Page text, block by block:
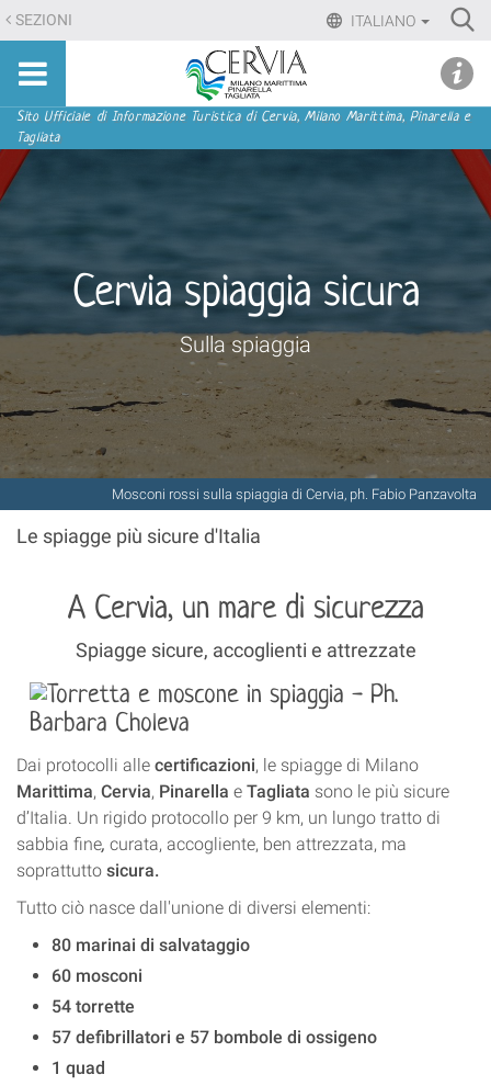
Salta
ai
contenuti.
Salta
alla
navigazione
ITALIANO
SEZIONI
Sito
turistico
ufficiale
Sezioni
Sito Ufficiale di Informazione Turistica di Cervia, Milano Marittima, Pinarella e
Tagliata
Mosconi rossi sulla spiaggia di Cervia, ph. Fabio Panzavolta
Cervia spiaggia sicura
Sulla spiaggia
Le spiagge più sicure d'Italia
A Cervia, un mare di sicurezza
Spiagge sicure, accoglienti e attrezzate
Dai protocolli alle certificazioni, le spiagge di Milano
Marittima, Cervia, Pinarella e Tagliata sono le più sicure
d’Italia. Un rigido protocollo per 9 km, un lungo tratto di
sabbia fine, curata, accogliente, ben attrezzata, ma
soprattutto sicura.
Tutto ciò nasce dall'unione di diversi elementi:
80 marinai di salvataggio
60 mosconi
54 torrette
57 defibrillatori e 57 bombole di ossigeno
1 quad
menu